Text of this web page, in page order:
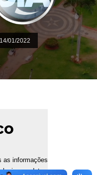
01/2022
as informações
a data